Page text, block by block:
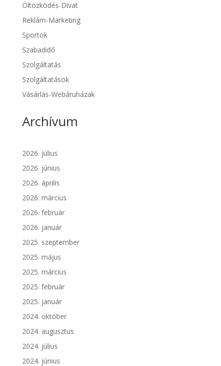
Öltözködés-Divat
Reklám-Marketing
Sportok
Szabadidő
Szolgáltatás
Szolgáltatások
Vásárlás-Webáruházak
Archívum
2026. július
2026. június
2026. április
2026. március
2026. február
2026. január
2025. szeptember
2025. május
2025. március
2025. február
2025. január
2024. október
2024. augusztus
2024. július
2024. június